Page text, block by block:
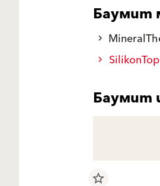
Баумит
SilikonTop
Баумит
star_border